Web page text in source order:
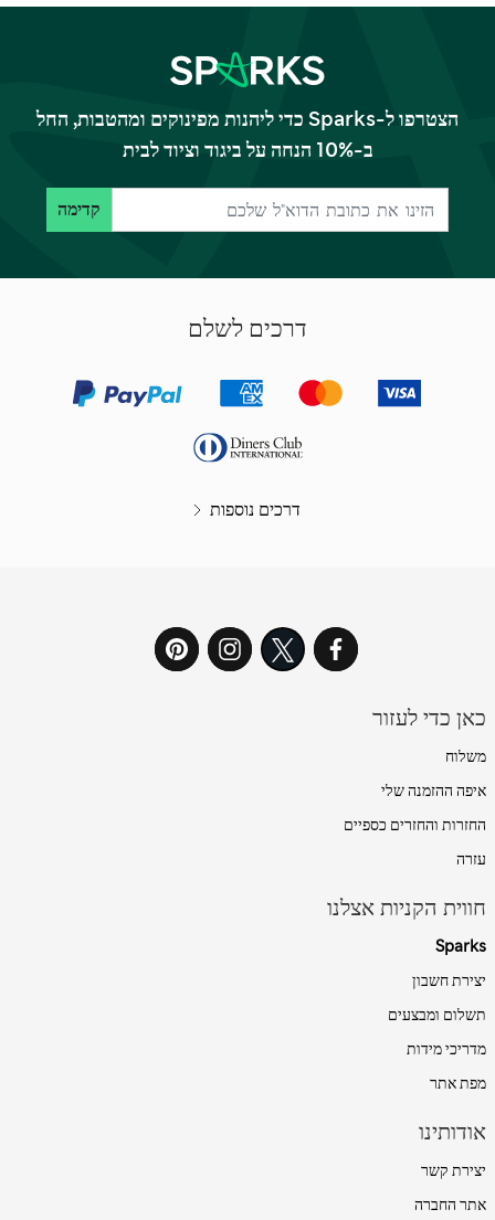
הצטרפו ל-Sparks כדי ליהנות מפינוקים ומהטבות, החל
ב-10% הנחה על ביגוד וציוד לבית
קדימה
דרכים לשלם
דרכים נוספות
כאן כדי לעזור
משלוח
איפה ההזמנה שלי
החזרות והחזרים כספיים
עזרה
חווית הקניות אצלנו
Sparks
יצירת חשבון
תשלום ומבצעים
מדריכי מידות
מפת אתר
אודותינו
יצירת קשר
אתר החברה